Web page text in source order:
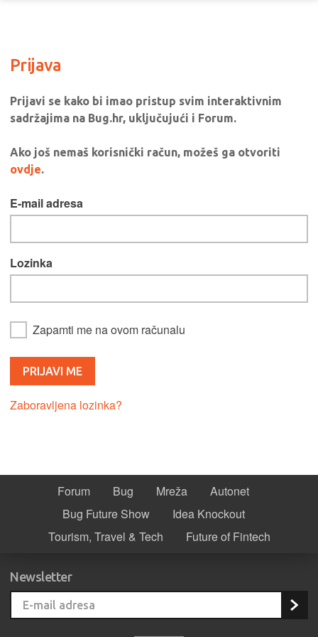
Prijava
Prijavi se kako bi imao pristup svim interaktivnim
sadržajima na Bug.hr, uključujući i Forum.
Ako još nemaš korisnički račun, možeš ga otvoriti
ovdje.
E-mail adresa
Lozinka
Zapamti me na ovom računalu
Zaboravljena lozinka?
Forum Bug Mreža
Autonet
Bug Future Show
Idea Knockout
Tourism, Travel & Tech
Future of Fintech
Newsletter